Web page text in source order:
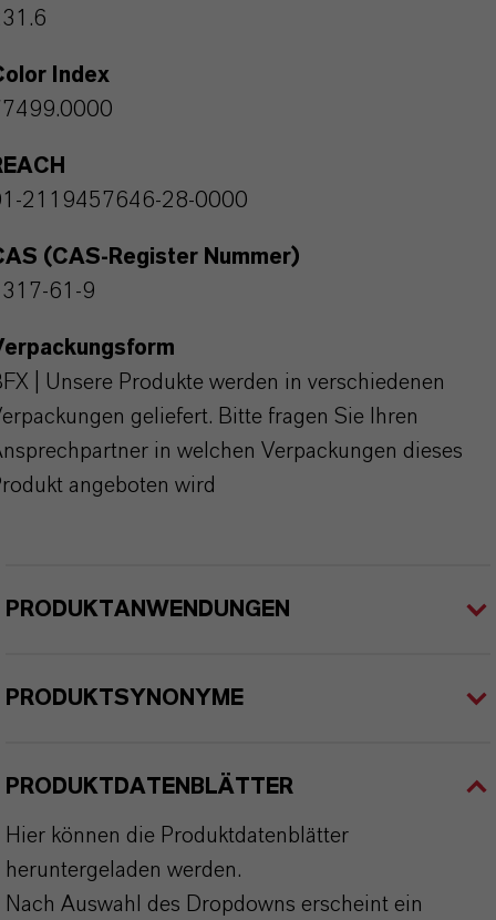
Index
2119457646-28-0000
(CAS-Register Nummer)
61-9
| Unsere Produkte werden in verschiedenen
geliefert. Bitte fragen Sie Ihren
in welchen Verpackungen dieses
angeboten wird
PRODUKTANWENDUNGEN
PRODUKTSYNONYME
PRODUKTDATENBLÄTTER
Hier können die Produktdatenblätter
heruntergeladen werden.
Nach Auswahl des Dropdowns erscheint ein